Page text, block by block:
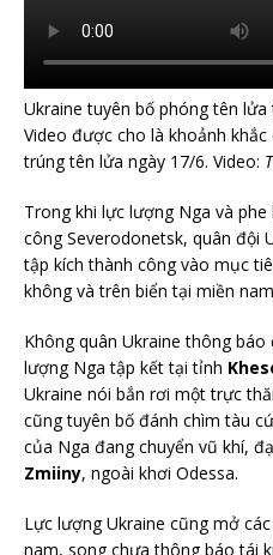
Ukraine tuyên bố phóng tên
Video được cho là khoảnh khắc
trúng tên lửa ngày 17/6. Video:
Trong khi lực lượng Nga và
công Severodonetsk, quân đội
tập kích thành công vào mục
không và trên biển tại miền
Không quân Ukraine thông
lượng Nga tập kết tại tỉnh
Ukraine nói bắn rơi một trực
cũng tuyên bố đánh chìm tàu
của Nga đang chuyển vũ khí,
Zmiiny, ngoài khơi Odessa.
Lực lượng Ukraine cũng mở
nam, song chưa thông báo tái